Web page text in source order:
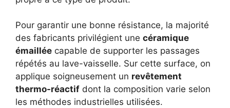
Pour garantir une bonne résistance, la majorité
des fabricants privilégient une céramique
émaillée capable de supporter les passages
répétés au lave-vaisselle. Sur cette surface, on
applique soigneusement un revêtement
thermo-réactif dont la composition varie selon
les méthodes industrielles utilisées.